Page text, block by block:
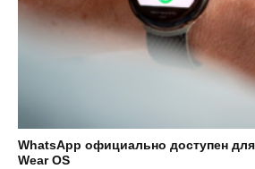
WhatsApp официально доступен
Wear OS